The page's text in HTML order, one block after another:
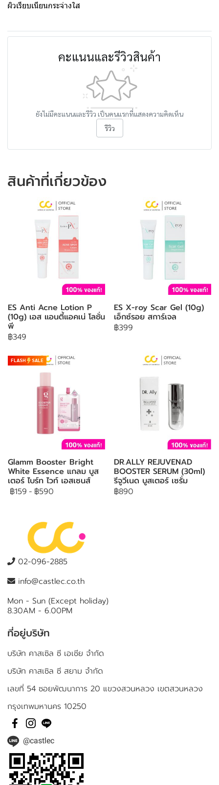
ผิวเรียบเนียนกระจ่างใส
คะแนนและรีวิวสินค้า
ยังไม่มีคะแนนและรีวิว เป็นคนแรกที่แสดงความคิดเห็น
รีวิว
สินค้าที่เกี่ยวข้อง
ES Anti Acne Lotion P
(10g) เอส แอนตี้แอคเน่ โลชั่น
พี
฿349
ES X-roy Scar Gel (10g)
เอ็กซ์รอย สการ์เจล
฿399
FLASH SALE
Glamm Booster Bright
White Essence แกลม บูส
เตอร์ ไบร์ท ไวท์ เอสเซนส์
฿159 - ฿590
DR.ALLY REJUVENAD
BOOSTER SERUM (30ml)
รีจูวีเนด บูสเตอร์ เซรั่ม
฿890
02-096-2885
info@castlec.co.th
Mon - Sun (Except holiday)
8.30AM - 6.00PM
ที่อยู่บริษัท
บริษัท คาสเซิล ซี เอเชีย จำกัด
บริษัท คาสเซิล ซี สยาม จำกัด
เลขที่ 54 ซอยพัฒนาการ 20 แขวงสวนหลวง เขตสวนหลวง
กรุงเทพมหานคร 10250
@castlec